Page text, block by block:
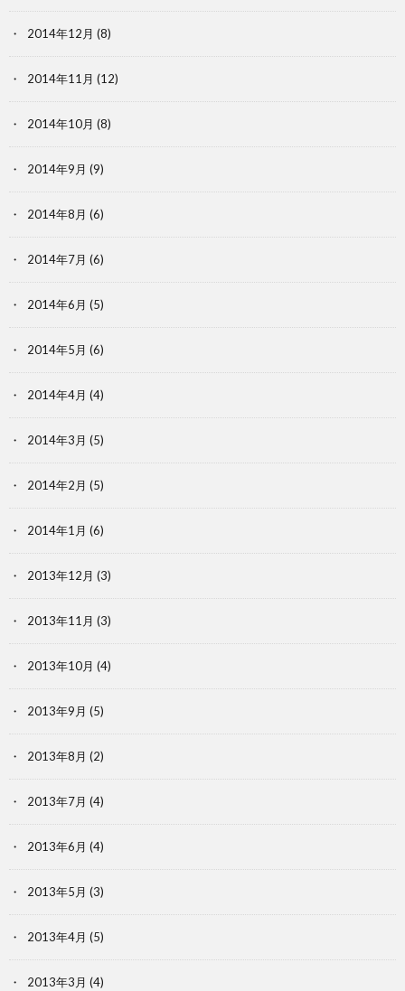
2014年12月 (8)
2014年11月 (12)
2014年10月 (8)
2014年9月 (9)
2014年8月 (6)
2014年7月 (6)
2014年6月 (5)
2014年5月 (6)
2014年4月 (4)
2014年3月 (5)
2014年2月 (5)
2014年1月 (6)
2013年12月 (3)
2013年11月 (3)
2013年10月 (4)
2013年9月 (5)
2013年8月 (2)
2013年7月 (4)
2013年6月 (4)
2013年5月 (3)
2013年4月 (5)
2013年3月 (4)